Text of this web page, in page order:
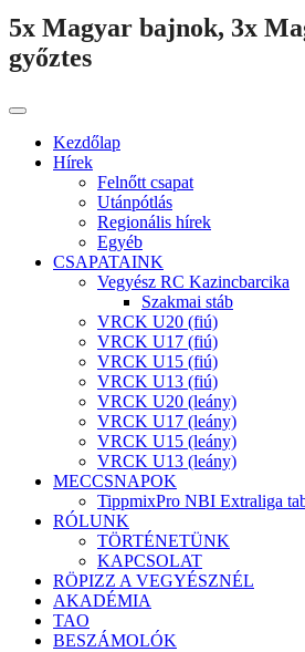
5x Magyar bajnok, 3x
győztes
Kezdőlap
Hírek
Felnőtt csapat
Utánpótlás
Regionális hírek
Egyéb
CSAPATAINK
Vegyész RC Kazincbarcika
Szakmai stáb
VRCK U20 (fiú)
VRCK U17 (fiú)
VRCK U15 (fiú)
VRCK U13 (fiú)
VRCK U20 (leány)
VRCK U17 (leány)
VRCK U15 (leány)
VRCK U13 (leány)
MECCSNAPOK
TippmixPro NBI Extraliga
RÓLUNK
TÖRTÉNETÜNK
KAPCSOLAT
RÖPIZZ A VEGYÉSZNÉL
AKADÉMIA
TAO
BESZÁMOLÓK